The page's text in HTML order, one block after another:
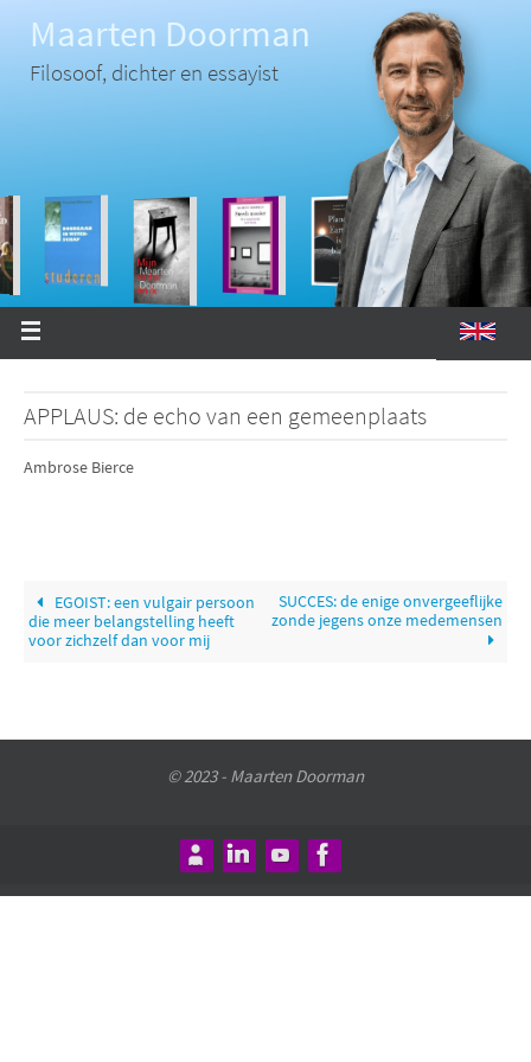
inhoud
Maarten Doorman
Filosoof, dichter en essayist
APPLAUS: de echo van een gemeenplaats
Ambrose Bierce
EGOIST: een vulgair persoon
die meer belangstelling heeft
voor zichzelf dan voor mij
SUCCES: de enige onvergeeflijke
zonde jegens onze medemensen
© 2023 - Maarten Doorman